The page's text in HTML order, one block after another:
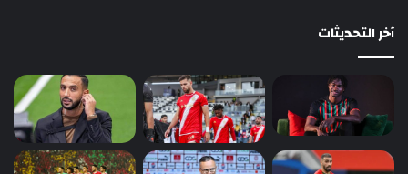
آخر التحديثات